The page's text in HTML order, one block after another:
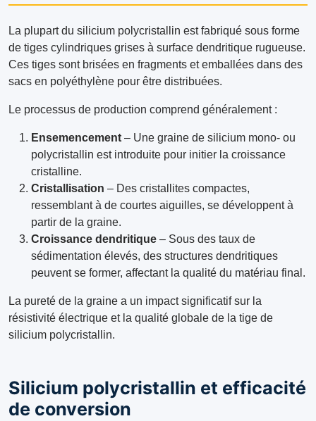
La plupart du silicium polycristallin est fabriqué sous forme
de tiges cylindriques grises à surface dendritique rugueuse.
Ces tiges sont brisées en fragments et emballées dans des
sacs en polyéthylène pour être distribuées.
Le processus de production comprend généralement :
Ensemencement – ​​Une graine de silicium mono- ou
polycristallin est introduite pour initier la croissance
cristalline.
Cristallisation – Des cristallites compactes,
ressemblant à de courtes aiguilles, se développent à
partir de la graine.
Croissance dendritique – Sous des taux de
sédimentation élevés, des structures dendritiques
peuvent se former, affectant la qualité du matériau final.
La pureté de la graine a un impact significatif sur la
résistivité électrique et la qualité globale de la tige de
silicium polycristallin.
Silicium polycristallin et efficacité
de conversion